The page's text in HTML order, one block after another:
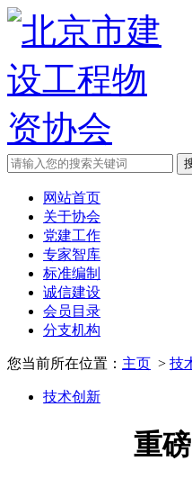
网站首页
关于协会
党建工作
专家智库
标准编制
诚信建设
会员目录
分支机构
您当前所在位置： 主页 > 技
技术创新
重